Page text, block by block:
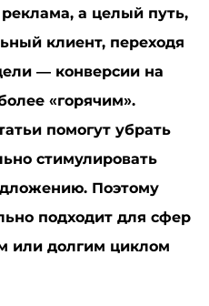
а целый путь,
клиент, переходя
— конверсии на
«горячим».
помогут убрать
стимулировать
Поэтому
подходит для сфер
или долгим циклом